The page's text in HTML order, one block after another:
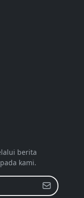
berita
kami.